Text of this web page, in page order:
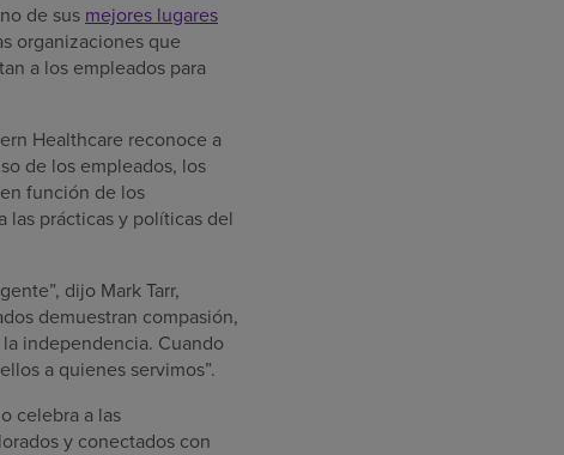
de sus mejores lugares
organizaciones que
a los empleados para
Healthcare reconoce a
de los empleados, los
función de los
las prácticas y políticas del
dijo Mark Tarr,
demuestran compasión,
independencia. Cuando
a quienes servimos”.
celebra a las
y conectados con